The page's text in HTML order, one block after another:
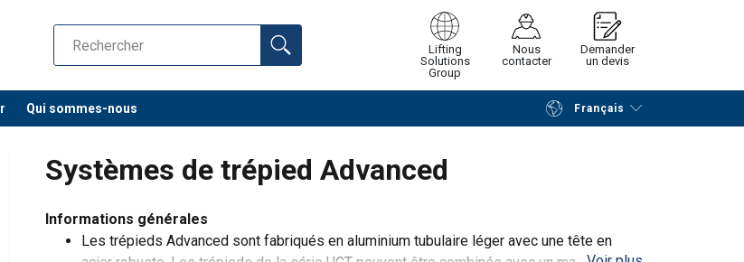
Lifting
Solutions
Group
Nous
contacter
Demander
un devis
Qui sommes-nous Français
Poursuivre Envoyer demande
Systèmes de trépied Advanced
Informations générales
Les trépieds Advanced sont fabriqués en aluminium tubulaire léger avec une tête en
ici